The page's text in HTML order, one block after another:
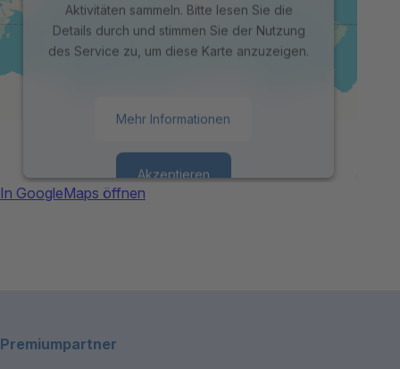
Aktivitäten sammeln. Bitte lesen Sie die
Details durch und stimmen Sie der Nutzung
des Service zu, um diese Karte anzuzeigen.
Mehr Informationen
Akzeptieren
In GoogleMaps öffnen
Premiumpartner